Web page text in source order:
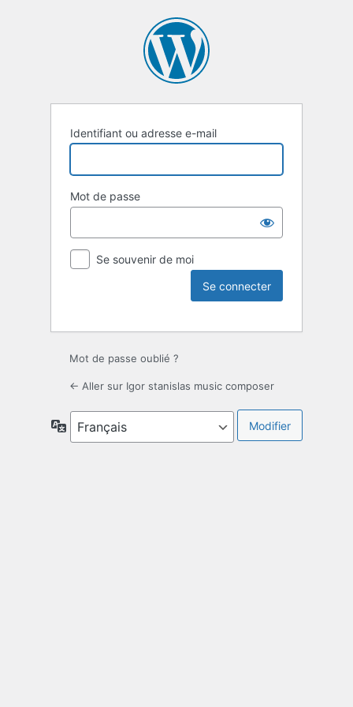
Identifiant ou adresse e-mail
Mot de passe
Se souvenir de moi
Mot de passe oublié ?
← Aller sur Igor stanislas music composer
Langue